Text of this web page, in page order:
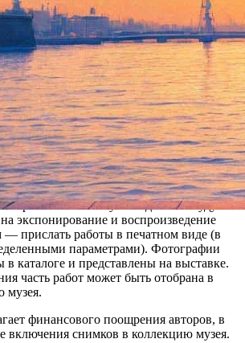
прием заявок от всех желающих, кто
и считает, что у него есть
Русского музея. Тема биеннале в
фотография во всех видах и
могут все граждане России, без
как единичные работы, так и серии (но
Работы отправляются по
photobiennale@rusmuseum.ru
до 19 февраля. Те, кто пройдут
марта письма от музея и должны будут
экспонирование и воспроизведение
— прислать работы в печатном виде (в
параметрами). Фотографии
в каталоге и представлены на выставке.
часть работ может быть отобрана в
музея.
финансового поощрения авторов, в
включения снимков в коллекцию музея.